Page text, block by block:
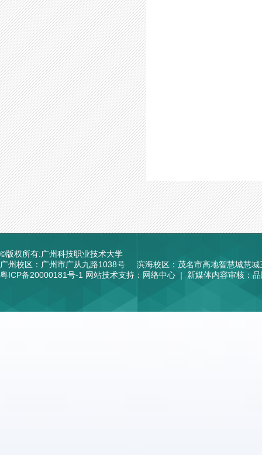
©版权所有:广州科技职业技术大学
广州校区：广州市广从九路1038号
滨海校区：茂名市高地智慧城慧城
粤ICP备20000181号-1 网站技术支持：网络中心 | 新媒体内容审核：